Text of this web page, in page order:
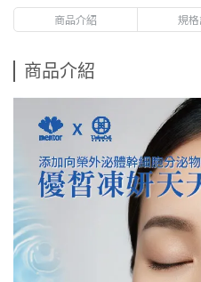
商品介紹 規
商品介紹